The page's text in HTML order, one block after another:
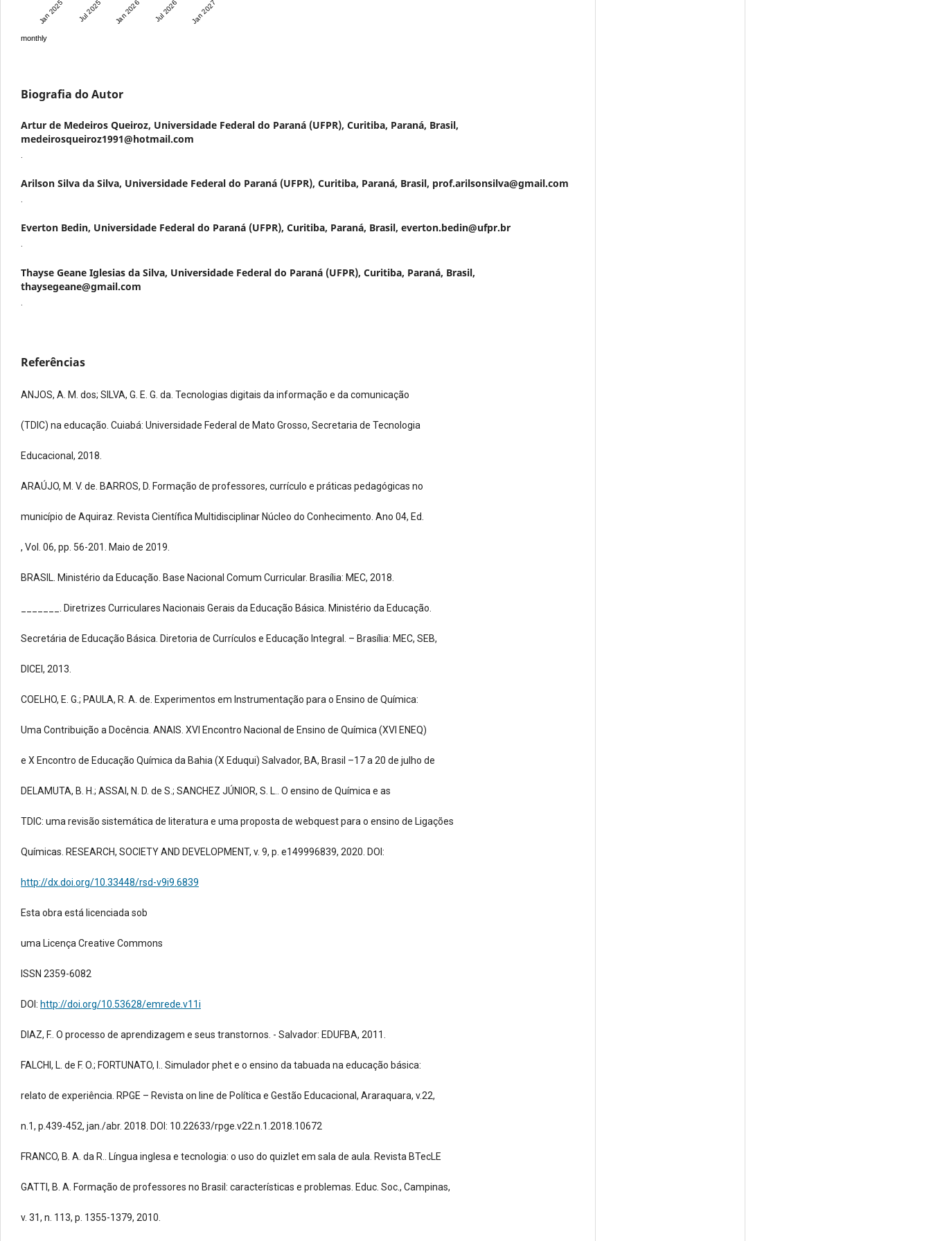
Jan 2025 Jul 2025 Jan 2026 Jul 2026 Jan 2027
monthly
Biografia do Autor
Artur de Medeiros Queiroz, Universidade Federal do Paraná (UFPR), Curitiba, Paraná, Brasil,
medeirosqueiroz1991@hotmail.com
.
Arilson Silva da Silva, Universidade Federal do Paraná (UFPR), Curitiba, Paraná, Brasil, prof.arilsonsilva@gmail.com
.
Everton Bedin, Universidade Federal do Paraná (UFPR), Curitiba, Paraná, Brasil, everton.bedin@ufpr.br
.
Thayse Geane Iglesias da Silva, Universidade Federal do Paraná (UFPR), Curitiba, Paraná, Brasil,
thaysegeane@gmail.com
Referências
ANJOS, A. M. dos; SILVA, G. E. G. da. Tecnologias digitais da informação e da comunicação
(TDIC) na educação. Cuiabá: Universidade Federal de Mato Grosso, Secretaria de Tecnologia
Educacional, 2018.
ARAÚJO, M. V. de. BARROS, D. Formação de professores, currículo e práticas pedagógicas no
município de Aquiraz. Revista Científica Multidisciplinar Núcleo do Conhecimento. Ano 04, Ed.
, Vol. 06, pp. 56-201. Maio de 2019.
BRASIL. Ministério da Educação. Base Nacional Comum Curricular. Brasília: MEC, 2018.
_______. Diretrizes Curriculares Nacionais Gerais da Educação Básica. Ministério da Educação.
Secretária de Educação Básica. Diretoria de Currículos e Educação Integral. – Brasília: MEC, SEB,
DICEI, 2013.
COELHO, E. G.; PAULA, R. A. de. Experimentos em Instrumentação para o Ensino de Química:
Uma Contribuição a Docência. ANAIS. XVI Encontro Nacional de Ensino de Química (XVI ENEQ)
e X Encontro de Educação Química da Bahia (X Eduqui) Salvador, BA, Brasil –17 a 20 de julho de
DELAMUTA, B. H.; ASSAI, N. D. de S.; SANCHEZ JÚNIOR, S. L.. O ensino de Química e as
TDIC: uma revisão sistemática de literatura e uma proposta de webquest para o ensino de Ligações
Químicas. RESEARCH, SOCIETY AND DEVELOPMENT, v. 9, p. e149996839, 2020. DOI:
http://dx.doi.org/10.33448/rsd-v9i9.6839
Esta obra está licenciada sob
uma Licença Creative Commons
ISSN 2359-6082
DOI: http://doi.org/10.53628/emrede.v11i
DIAZ, F.. O processo de aprendizagem e seus transtornos. - Salvador: EDUFBA, 2011.
FALCHI, L. de F. O.; FORTUNATO, I.. Simulador phet e o ensino da tabuada na educação básica:
relato de experiência. RPGE – Revista on line de Política e Gestão Educacional, Araraquara, v.22,
n.1, p.439-452, jan./abr. 2018. DOI: 10.22633/rpge.v22.n.1.2018.10672
FRANCO, B. A. da R.. Língua inglesa e tecnologia: o uso do quizlet em sala de aula. Revista BTecLE
GATTI, B. A. Formação de professores no Brasil: características e problemas. Educ. Soc., Campinas,
v. 31, n. 113, p. 1355-1379, 2010.